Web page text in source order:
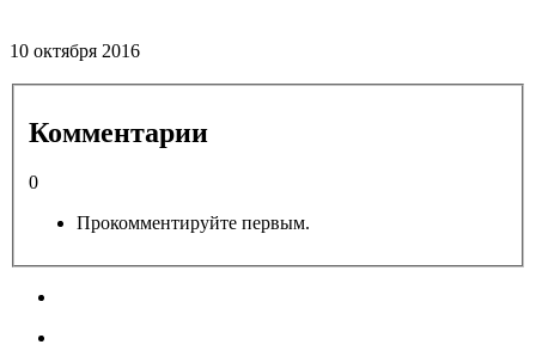
10 октября 2016
Комментарии
0
Прокомментируйте первым.